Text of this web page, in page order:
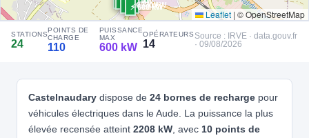
4 ATLANTE | FR*ATL
Atlante/FRATLFR01092
⚡ 600 kW
🅿️ Parking privé à usage public Recharge gratuite
Accès libre
Réservable 🏍️ 2 roues
🧭 S'y rendre
⚡ 600 kW
⚡ 3.68 kW
⚡ 200 kW
⚡ 180 kW
⚡ 250 kW
⚡ 22 kW
Leaflet | © OpenStreetMap
STATIONS
24
POINTS DE
CHARGE
110
PUISSANCE
MAX
600 kW
OPÉRATEURS
14
Source : IRVE · data.gouv.fr
· 09/08/2026
Castelnaudary dispose de 24 bornes de recharge pour
véhicules électriques dans le Aude. La puissance la plus
élevée recensée atteint 2208 kW , avec 10 points de